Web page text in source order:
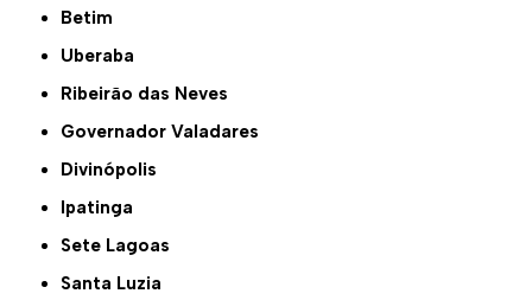
Betim
Uberaba
Ribeirão das Neves
Governador Valadares
Divinópolis
Ipatinga
Sete Lagoas
Santa Luzia